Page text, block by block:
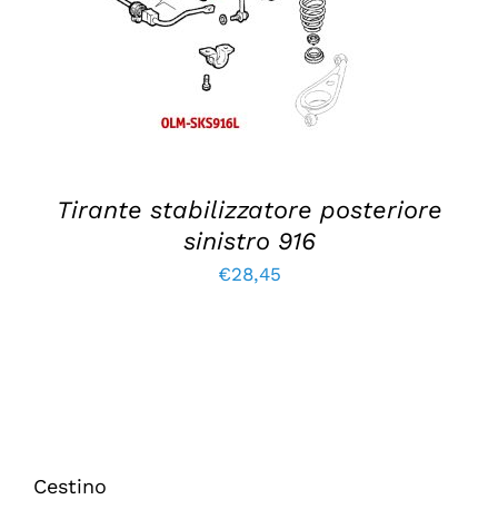
DETTAGLI
Tirante stabilizzatore posteriore
sinistro 916
€28,45
Cestino